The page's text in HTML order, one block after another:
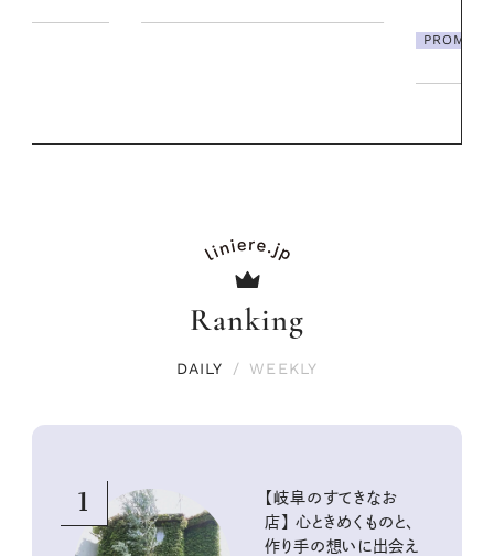
Ranking
DAILY / WEEKLY
1
【岐阜のすてきなお
店】 心ときめくものと、
作り手の想いに出会え